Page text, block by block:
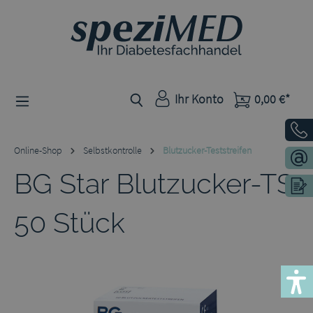
Zum Hauptinhalt springen
Ihr Konto 0,00 €*
Online-Shop Selbstkontrolle Blutzucker-Teststreifen
BG Star Blutzucker-TS
50 Stück
Bildergalerie überspringen